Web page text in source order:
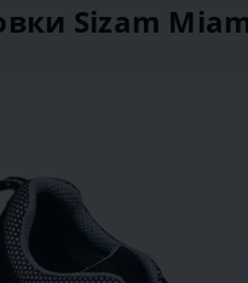
Sizam